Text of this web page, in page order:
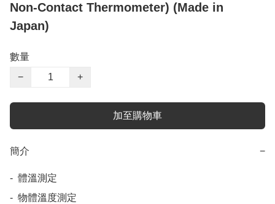
Non-Contact Thermometer) (Made in
Japan)
數量
−
+
加至購物車
簡介 −
-  體溫測定
-  物體溫度測定